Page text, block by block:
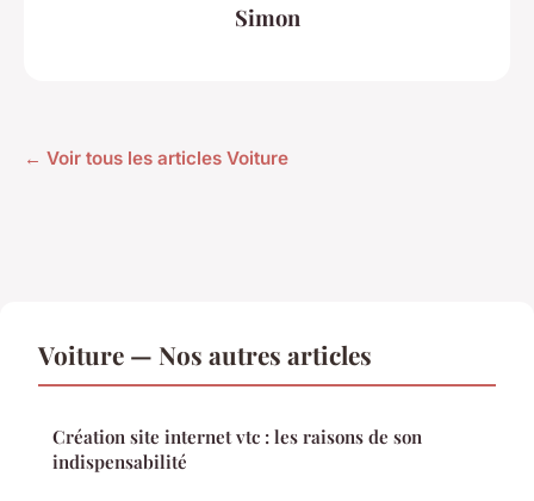
Simon
← Voir tous les articles Voiture
Voiture — Nos autres articles
Création site internet vtc : les raisons de son
indispensabilité